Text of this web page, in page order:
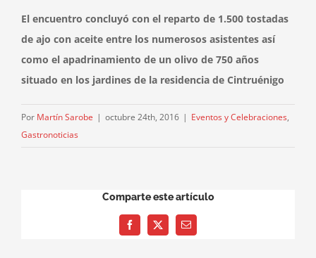
El encuentro concluyó con el reparto de 1.500 tostadas
de ajo con aceite entre los numerosos asistentes así
como el apadrinamiento de un olivo de 750 años
situado en los jardines de la residencia de Cintruénigo
Por Martín Sarobe | octubre 24th, 2016 | Eventos y Celebraciones,
Gastronoticias
Comparte este artículo
Facebook
X
Correo
electrónico